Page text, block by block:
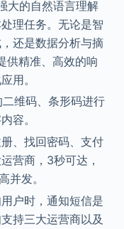
大的自然语言理解
理任务。无论是智
还是数据分析与摘
供精准、高效的响
用。
维码、条形码进行
容。
、找回密码、支付
营商，3秒可达，
并发。
户时，通知短信是
持三大运营商以及